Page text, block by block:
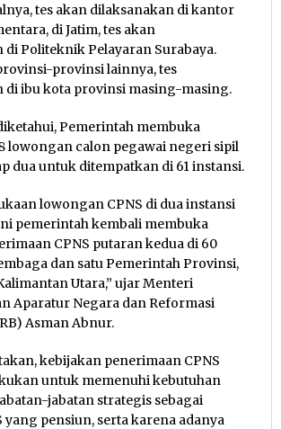
tes akan dilaksanakan di kantor
di Jatim, tes akan
Politeknik Pelayaran Surabaya.
provinsi lainnya, tes
di ibu kota provinsi masing-masing.
Pemerintah membuka
lowongan calon pegawai negeri sipil
dua untuk ditempatkan di 61 instansi.
lowongan CPNS di dua instansi
pemerintah kembali membuka
CPNS putaran kedua di 60
dan satu Pemerintah Provinsi,
Utara,” ujar Menteri
Aparatur Negara dan Reformasi
Asman Abnur.
kebijakan penerimaan CPNS
untuk memenuhi kebutuhan
jabatan strategis sebagai
yang pensiun, serta karena adanya